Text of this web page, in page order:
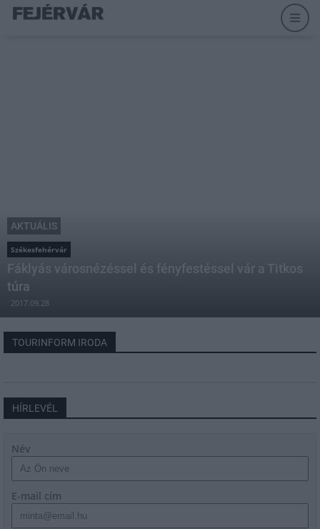
AKTUÁLIS
Székesfehérvár
Fáklyás városnézéssel és fényfestéssel vár a Titkos
túra
2017.09.28
TOURINFORM IRODA
HÍRLEVÉL
Név
E-mail cím